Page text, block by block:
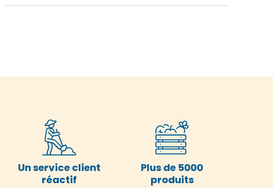
Un service client
réactif
Plus de 5000
produits